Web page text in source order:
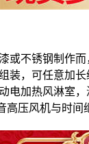
或不锈钢制作
装，可任意加
电加热风淋室
压风机与时